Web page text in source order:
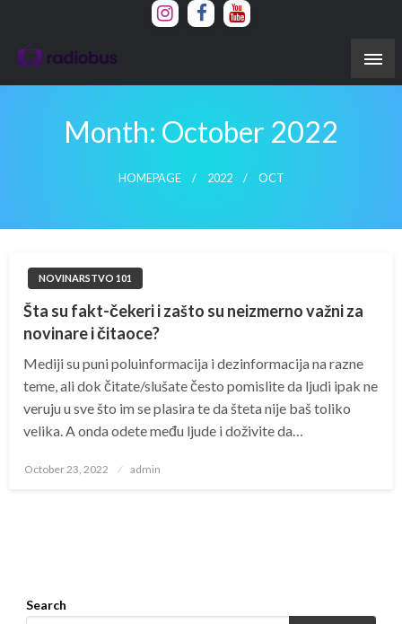
content
Month: October 2022
HOMEPAGE 2022 OCT
NOVINARSTVO 101
Šta su fakt-čekeri i zašto su neizmerno važni za
novinare i čitaoce?
Mediji su puni poluinformacija i dezinformacija na razne
teme, ali dok čitate/slušate često pomislite da ljudi ipak ne
veruju u sve što im se plasira te da šteta nije baš toliko
velika. A onda odete među ljude i doživite da…
Posted
October 23, 2022 admin
Search